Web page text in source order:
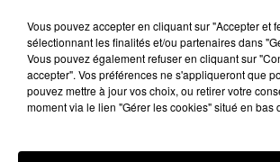
23 juin 2025 - 4 min 14 sec
LES INFOS DU TARN DU 23/06/
Vous pouvez accepter en cliquant sur "Accepter et
sélectionnant les finalités et/ou partenaires dans
Vous pouvez également refuser en cliquant sur
accepter". Vos préférences ne s'appliqueront que
pouvez mettre à jour vos choix, ou retirer votre
moment via le lien "Gérer les cookies" situé en bas